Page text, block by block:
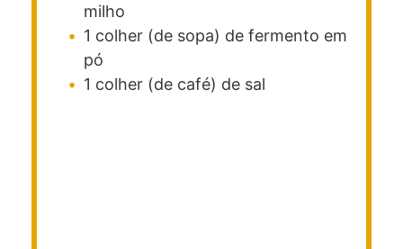
milho
1 colher (de sopa) de fermento em
pó
1 colher (de café) de sal